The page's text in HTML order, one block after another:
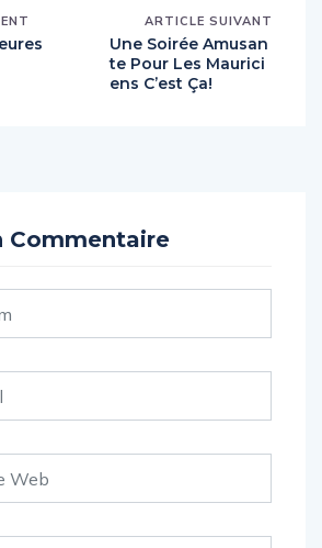
ARTICLE SUIVANT
Une Soirée Amusan
te Pour Les Maurici
ens C’est Ça!
Commentaire